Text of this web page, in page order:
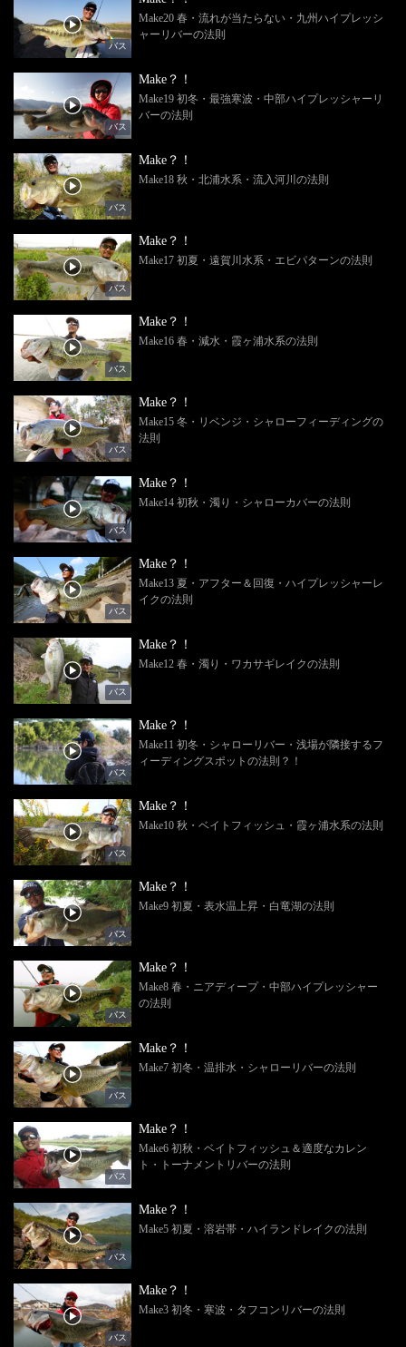
バス
Make20 春・流れが当たらない・九州ハイプレッシ
ャーリバーの法則
バス
Make？！
Make19 初冬・最強寒波・中部ハイプレッシャーリ
バーの法則
バス
Make？！
Make18 秋・北浦水系・流入河川の法則
バス
Make？！
Make17 初夏・遠賀川水系・エビパターンの法則
バス
Make？！
Make16 春・減水・霞ヶ浦水系の法則
バス
Make？！
Make15 冬・リベンジ・シャローフィーディングの
法則
バス
Make？！
Make14 初秋・濁り・シャローカバーの法則
バス
Make？！
Make13 夏・アフター＆回復・ハイプレッシャーレ
イクの法則
バス
Make？！
Make12 春・濁り・ワカサギレイクの法則
バス
Make？！
Make11 初冬・シャローリバー・浅場が隣接するフ
ィーディングスポットの法則？！
バス
Make？！
Make10 秋・ベイトフィッシュ・霞ヶ浦水系の法則
バス
Make？！
Make9 初夏・表水温上昇・白竜湖の法則
バス
Make？！
Make8 春・ニアディープ・中部ハイプレッシャー
の法則
バス
Make？！
Make7 初冬・温排水・シャローリバーの法則
バス
Make？！
Make6 初秋・ベイトフィッシュ＆適度なカレン
ト・トーナメントリバーの法則
バス
Make？！
Make5 初夏・溶岩帯・ハイランドレイクの法則
バス
Make？！
Make3 初冬・寒波・タフコンリバーの法則